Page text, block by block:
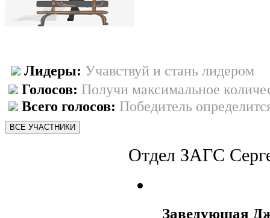
Лидеры: Учавствуй и стань лидером
Голосов: Получи максимальное
Всего голосов: Победитель
ВСЕ УЧАСТНИКИ
Отдел ЗАГС
Заведующая